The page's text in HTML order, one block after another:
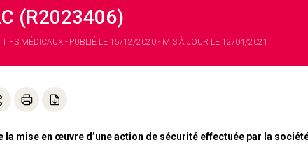
(R2023406)
MÉDICAUX - PUBLIÉ LE 15/12/2020 - MIS À JOUR LE 12/04/2021
la mise en œuvre d’une action de sécurité effectuée par la